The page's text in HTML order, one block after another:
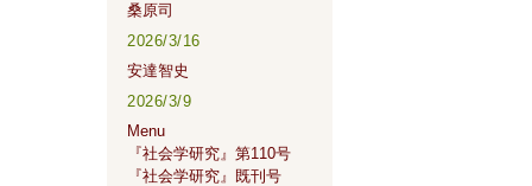
桑原司
2026/3/16
安達智史
2026/3/9
Menu
『社会学研究』第110号
『社会学研究』既刊号